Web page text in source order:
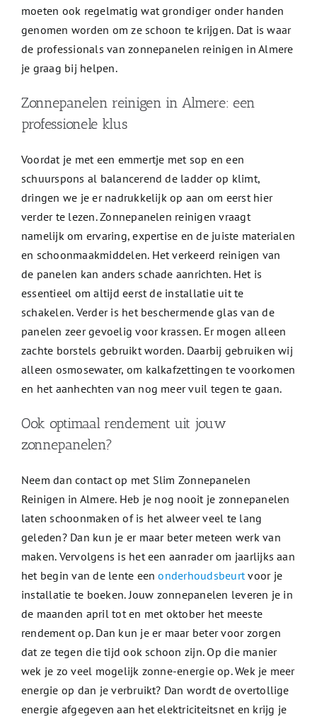
moeten ook regelmatig wat grondiger onder handen
genomen worden om ze schoon te krijgen. Dat is waar
de professionals van zonnepanelen reinigen in Almere
je graag bij helpen.
Zonnepanelen reinigen in Almere: een
professionele klus
Voordat je met een emmertje met sop en een
schuurspons al balancerend de ladder op klimt,
dringen we je er nadrukkelijk op aan om eerst hier
verder te lezen. Zonnepanelen reinigen vraagt
namelijk om ervaring, expertise en de juiste materialen
en schoonmaakmiddelen. Het verkeerd reinigen van
de panelen kan anders schade aanrichten. Het is
essentieel om altijd eerst de installatie uit te
schakelen. Verder is het beschermende glas van de
panelen zeer gevoelig voor krassen. Er mogen alleen
zachte borstels gebruikt worden. Daarbij gebruiken wij
alleen osmosewater, om kalkafzettingen te voorkomen
en het aanhechten van nog meer vuil tegen te gaan.
Ook optimaal rendement uit jouw
zonnepanelen?
Neem dan contact op met Slim Zonnepanelen
Reinigen in Almere. Heb je nog nooit je zonnepanelen
laten schoonmaken of is het alweer veel te lang
geleden? Dan kun je er maar beter meteen werk van
maken. Vervolgens is het een aanrader om jaarlijks aan
het begin van de lente eenonderhoudsbeurtvoor je
installatie te boeken. Jouw zonnepanelen leveren je in
de maanden april tot en met oktober het meeste
rendement op. Dan kun je er maar beter voor zorgen
dat ze tegen die tijd ook schoon zijn. Op die manier
wek je zo veel mogelijk zonne-energie op. Wek je meer
energie op dan je verbruikt? Dan wordt de overtollige
energie afgegeven aan het elektriciteitsnet en krijg je